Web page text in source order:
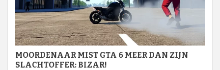
MOORDENAAR MIST GTA 6 MEER DAN ZIJN
SLACHTOFFER: BIZAR!